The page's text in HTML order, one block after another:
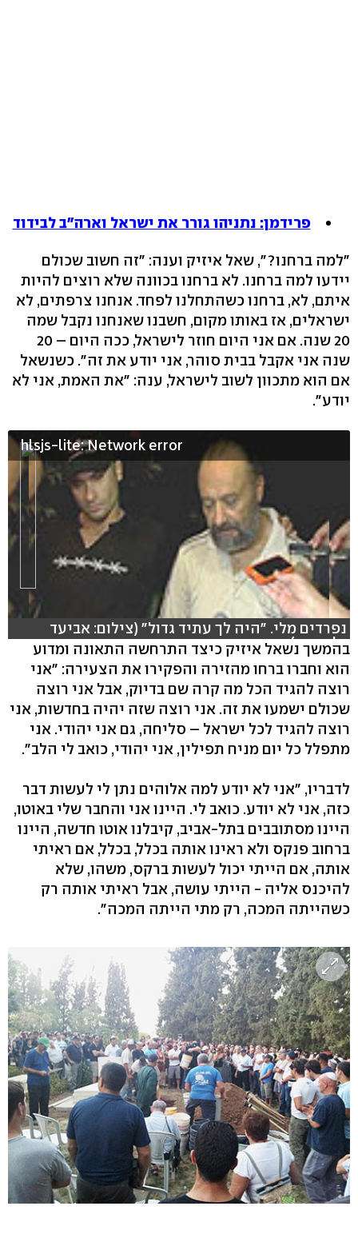
פרידמן: נתניהו גורר את ישראל וארה"ב לבידוד
"למה ברחנו?", שאל איזיק וענה: "זה חשוב שכולם
יידעו למה ברחנו. לא ברחנו בכוונה שלא רוצים להיות
איתם, לא, ברחנו כשהתחלנו לפחד. אנחנו צרפתים, לא
ישראלים, אז באותו מקום, חשבנו שאנחנו נקבל שמה
20 שנה. אם אני היום חוזר לישראל, ככה היום – 20
שנה אני אקבל בבית סוהר, אני יודע את זה". כשנשאל
אם הוא מתכוון לשוב לישראל, ענה: "את האמת, אני לא
יודע".
hlsjs-lite: Network error
נפרדים מלי. "היה לך עתיד גדול" (צילום: אביעד
נלביצקי)
בהמשך נשאל איזיק כיצד התרחשה התאונה ומדוע
הוא וחברו ברחו מהזירה והפקירו את הצעירה: "אני
רוצה להגיד הכל מה קרה שם בדיוק, אבל אני רוצה
שכולם ישמעו את זה. אני רוצה שזה יהיה בחדשות, אני
רוצה להגיד לכל ישראל – סליחה, גם אני יהודי. אני
מתפלל כל יום מניח תפילין, אני יהודי, כואב לי הלב".
לדבריו, "אני לא יודע למה אלוהים נתן לי לעשות דבר
כזה, אני לא יודע. כואב לי. היינו אני והחבר שלי באוטו,
היינו מסתובבים בתל-אביב, קיבלנו אוטו חדשה, היינו
ברחוב פנקס ולא ראינו אותה בכלל, בכלל, אם ראיתי
אותה, אם הייתי יכול לעשות ברקס, משהו, שלא
להיכנס אליה - הייתי עושה, אבל ראיתי אותה רק
כשהייתה המכה, רק מתי הייתה המכה".